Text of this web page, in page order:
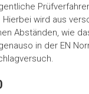
wird aus
Abständen, wie
in der EN